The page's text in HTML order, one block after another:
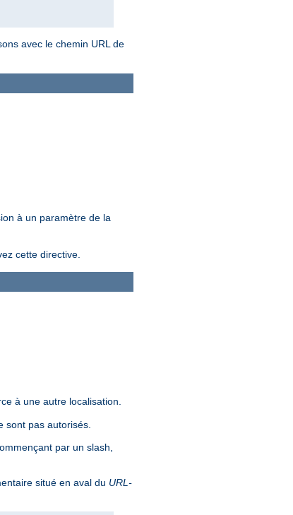
avec le chemin URL de
à un paramètre de la
cette directive.
à une autre localisation.
sont pas autorisés.
par un slash,
situé en aval du URL-